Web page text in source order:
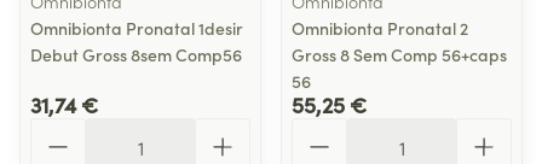
Omnibionta Pronatal 1desir
Debut Gross 8sem Comp56
31,74 €
Omnibionta Pronatal 2
Gross 8 Sem Comp 56+caps
56
55,25 €